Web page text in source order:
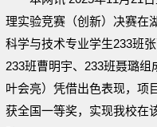
理实验竞赛（创新）决赛在
科学与技术专业学生233班
233班曹明宇、233班聂璐组
叶会亮）凭借出色表现，项
获全国一等奖，实现我校在